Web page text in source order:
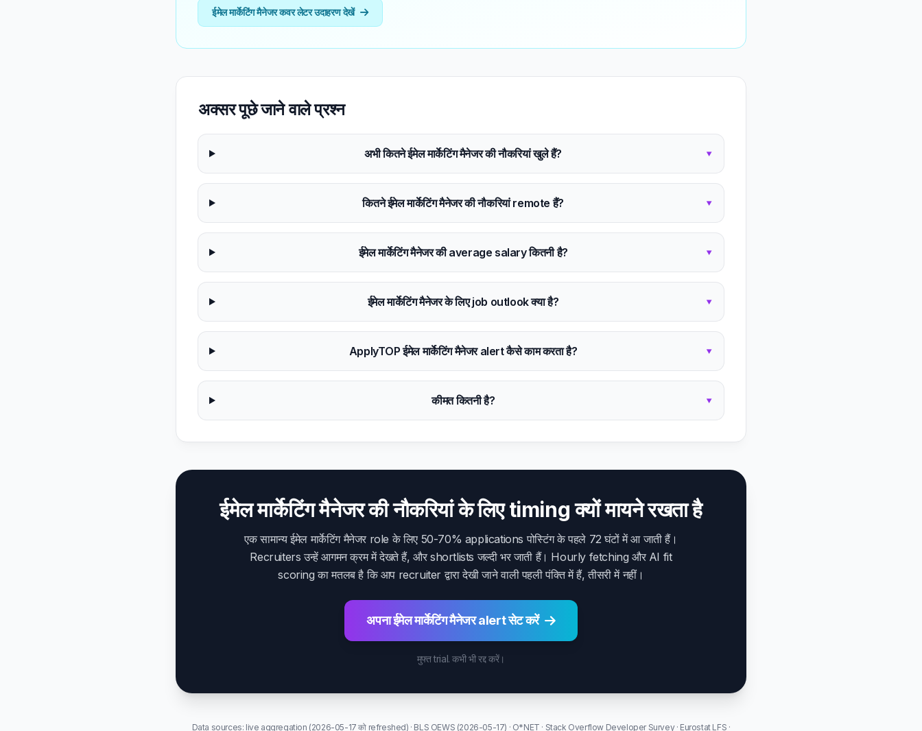
ईमेल मार्केटिंग मैनेजर कवर लेटर उदाहरण देखें
अक्सर पूछे जाने वाले प्रश्न
अभी कितने ईमेल मार्केटिंग मैनेजर की नौकरियां खुले हैं? ▾
कितने ईमेल मार्केटिंग मैनेजर की नौकरियां remote हैं? ▾
ईमेल मार्केटिंग मैनेजर की average salary कितनी है? ▾
ईमेल मार्केटिंग मैनेजर के लिए job outlook क्या है? ▾
ApplyTOP ईमेल मार्केटिंग मैनेजर alert कैसे काम करता है? ▾
कीमत कितनी है? ▾
ईमेल मार्केटिंग मैनेजर की नौकरियां के लिए timing क्यों मायने रखता है
एक सामान्य ईमेल मार्केटिंग मैनेजर role के लिए 50-70% applications पोस्टिंग के पहले 72 घंटों में आ जाती हैं।
Recruiters उन्हें आगमन क्रम में देखते हैं, और shortlists जल्दी भर जाती हैं। Hourly fetching और AI fit
scoring का मतलब है कि आप recruiter द्वारा देखी जाने वाली पहली पंक्ति में हैं, तीसरी में नहीं।
अपना ईमेल मार्केटिंग मैनेजर alert सेट करें
मुफ्त trial. कभी भी रद्द करें।
Data sources: live aggregation (2026-05-17 को refreshed) · BLS OEWS (2026-05-17) · O*NET · Stack Overflow Developer Survey · Eurostat LFS ·